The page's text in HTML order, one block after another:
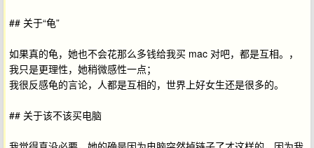
## 关于“龟”
如果真的龟，她也不会花那么多钱给我买 mac 对吧，都是互相。，
我只是更理性，她稍微感性一点；
我很反感龟的言论，人都是互相的，世界上好女生还是很多的。
## 关于该不该买电脑